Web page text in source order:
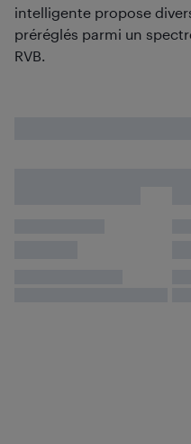
intelligente propose
préréglés parmi un
RVB.